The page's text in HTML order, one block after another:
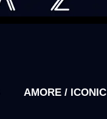
AMORE / ICONIC